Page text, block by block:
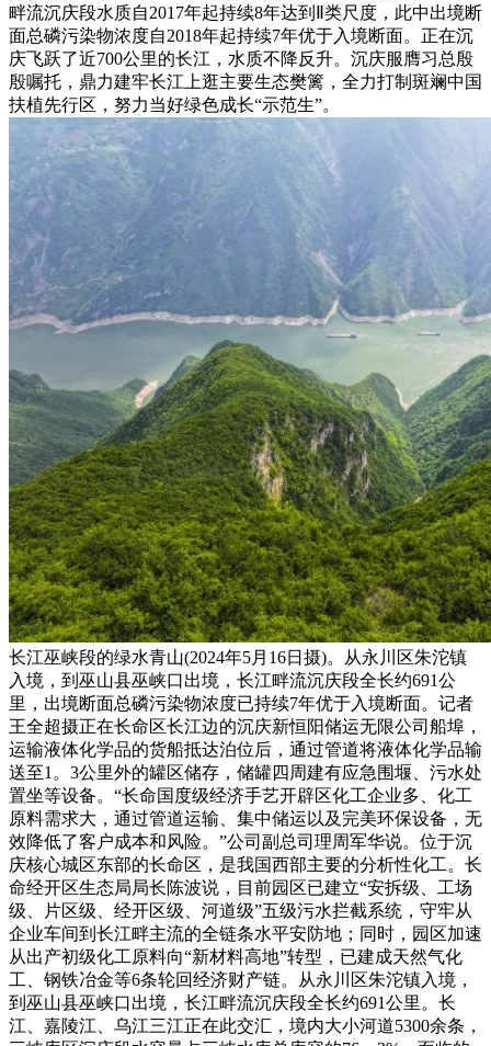
畔流沉庆段水质自2017年起持续8年达到Ⅱ类尺度，此中出境断
面总磷污染物浓度自2018年起持续7年优于入境断面。正在沉
庆飞跃了近700公里的长江，水质不降反升。沉庆服膺习总殷
殷嘱托，鼎力建牢长江上逛主要生态樊篱，全力打制斑斓中国
扶植先行区，努力当好绿色成长“示范生”。
长江巫峡段的绿水青山(2024年5月16日摄)。从永川区朱沱镇
入境，到巫山县巫峡口出境，长江畔流沉庆段全长约691公
里，出境断面总磷污染物浓度已持续7年优于入境断面。记者
王全超摄正在长命区长江边的沉庆新恒阳储运无限公司船埠，
运输液体化学品的货船抵达泊位后，通过管道将液体化学品输
送至1。3公里外的罐区储存，储罐四周建有应急围堰、污水处
置坐等设备。“长命国度级经济手艺开辟区化工企业多、化工
原料需求大，通过管道运输、集中储运以及完美环保设备，无
效降低了客户成本和风险。”公司副总司理周军华说。位于沉
庆核心城区东部的长命区，是我国西部主要的分析性化工。长
命经开区生态局局长陈波说，目前园区已建立“安拆级、工场
级、片区级、经开区级、河道级”五级污水拦截系统，守牢从
企业车间到长江畔主流的全链条水平安防地；同时，园区加速
从出产初级化工原料向“新材料高地”转型，已建成天然气化
工、钢铁冶金等6条轮回经济财产链。从永川区朱沱镇入境，
到巫山县巫峡口出境，长江畔流沉庆段全长约691公里。长
江、嘉陵江、乌江三江正在此交汇，境内大小河道5300余条，